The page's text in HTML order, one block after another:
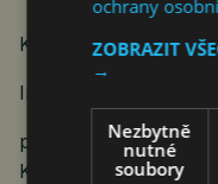
KONTAKT:
Ing. Martin Klečka,
předseda Sdružení
KD8)
ochrany
ZOBRAZIT
→
Nezbytně
nutné
soubory